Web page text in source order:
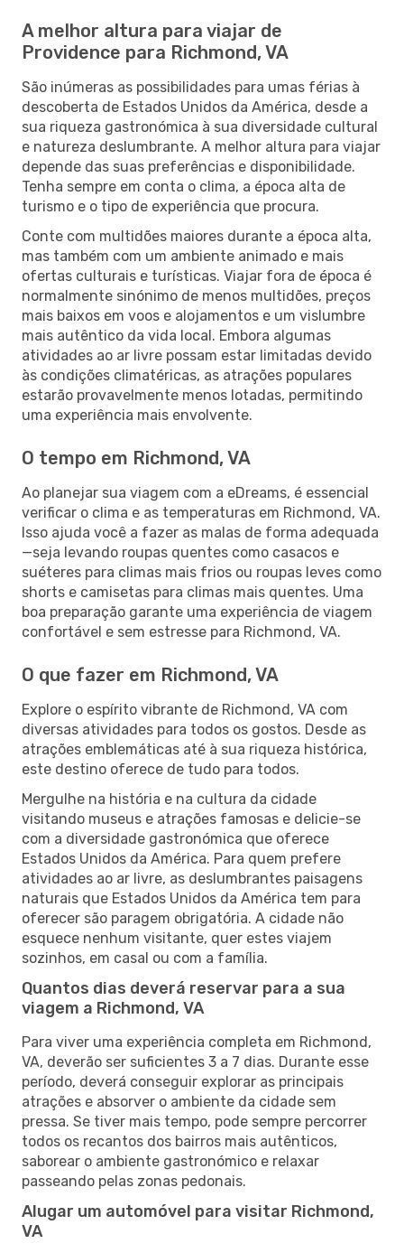
A melhor altura para viajar de
Providence para Richmond, VA
São inúmeras as possibilidades para umas férias à
descoberta de Estados Unidos da América, desde a
sua riqueza gastronómica à sua diversidade cultural
e natureza deslumbrante. A melhor altura para viajar
depende das suas preferências e disponibilidade.
Tenha sempre em conta o clima, a época alta de
turismo e o tipo de experiência que procura.
Conte com multidões maiores durante a época alta,
mas também com um ambiente animado e mais
ofertas culturais e turísticas. Viajar fora de época é
normalmente sinónimo de menos multidões, preços
mais baixos em voos e alojamentos e um vislumbre
mais autêntico da vida local. Embora algumas
atividades ao ar livre possam estar limitadas devido
às condições climatéricas, as atrações populares
estarão provavelmente menos lotadas, permitindo
uma experiência mais envolvente.
O tempo em Richmond, VA
Ao planejar sua viagem com a eDreams, é essencial
verificar o clima e as temperaturas em Richmond, VA.
Isso ajuda você a fazer as malas de forma adequada
—seja levando roupas quentes como casacos e
suéteres para climas mais frios ou roupas leves como
shorts e camisetas para climas mais quentes. Uma
boa preparação garante uma experiência de viagem
confortável e sem estresse para Richmond, VA.
O que fazer em Richmond, VA
Explore o espírito vibrante de Richmond, VA com
diversas atividades para todos os gostos. Desde as
atrações emblemáticas até à sua riqueza histórica,
este destino oferece de tudo para todos.
Mergulhe na história e na cultura da cidade
visitando museus e atrações famosas e delicie-se
com a diversidade gastronómica que oferece
Estados Unidos da América. Para quem prefere
atividades ao ar livre, as deslumbrantes paisagens
naturais que Estados Unidos da América tem para
oferecer são paragem obrigatória. A cidade não
esquece nenhum visitante, quer estes viajem
sozinhos, em casal ou com a família.
Quantos dias deverá reservar para a sua
viagem a Richmond, VA
Para viver uma experiência completa em Richmond,
VA, deverão ser suficientes 3 a 7 dias. Durante esse
período, deverá conseguir explorar as principais
atrações e absorver o ambiente da cidade sem
pressa. Se tiver mais tempo, pode sempre percorrer
todos os recantos dos bairros mais autênticos,
saborear o ambiente gastronómico e relaxar
passeando pelas zonas pedonais.
Alugar um automóvel para visitar Richmond,
VA